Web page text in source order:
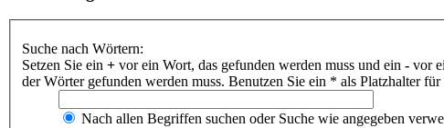
Suche nach Wörtern:
Setzen Sie ein + vor ein Wort, das gefunden werden muss und ein - vor
der Wörter gefunden werden muss. Benutzen Sie ein * als Platzhalter
Nach allen Begriffen suchen oder Suche wie angegeben